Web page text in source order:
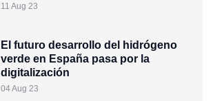
11 Aug 23
El futuro desarrollo del hidrógeno
verde en España pasa por la
digitalización
04 Aug 23